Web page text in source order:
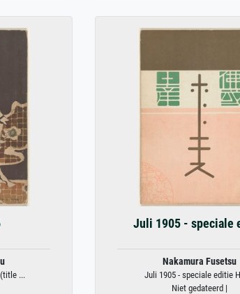
...
Juli 1905 - speciale
Nakamura Fusetsu
Juli 1905 - speciale editie
Niet gedateerd |